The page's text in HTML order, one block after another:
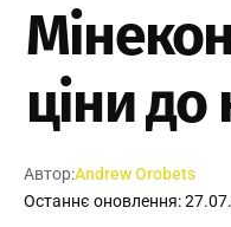
ціни до
Останнє оновлення:
Автор:Andrew Orobets